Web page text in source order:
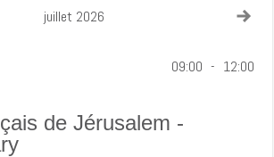
juillet 2026
09:00 - 12:00
de Jérusalem -